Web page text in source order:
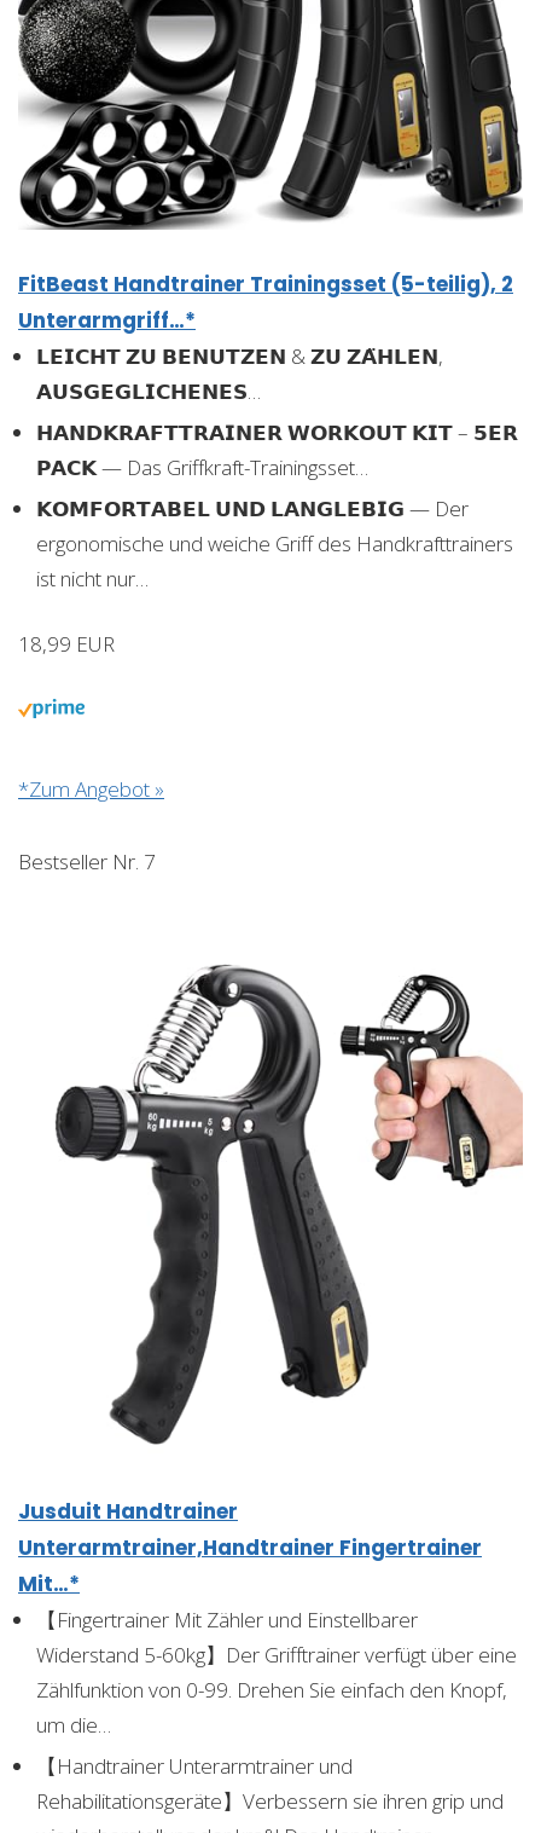
FitBeast Handtrainer Trainingsset (5-teilig), 2
Unterarmgriff…*
𝗟𝗘𝗜𝗖𝗛𝗧 𝗭𝗨 𝗕𝗘𝗡𝗨𝗧𝗭𝗘𝗡 & 𝗭𝗨 𝗭𝗔̈𝗛𝗟𝗘𝗡,
𝗔𝗨𝗦𝗚𝗘𝗚𝗟𝗜𝗖𝗛𝗘𝗡𝗘𝗦…
𝗛𝗔𝗡𝗗𝗞𝗥𝗔𝗙𝗧𝗧𝗥𝗔𝗜𝗡𝗘𝗥 𝗪𝗢𝗥𝗞𝗢𝗨𝗧 𝗞𝗜𝗧 – 𝟱𝗘𝗥
𝗣𝗔𝗖𝗞 — Das Griffkraft-Trainingsset…
𝗞𝗢𝗠𝗙𝗢𝗥𝗧𝗔𝗕𝗘𝗟 𝗨𝗡𝗗 𝗟𝗔𝗡𝗚𝗟𝗘𝗕𝗜𝗚 — Der
ergonomische und weiche Griff des Handkrafttrainers
ist nicht nur…
18,99 EUR
*Zum Angebot »
Bestseller Nr. 7
Jusduit Handtrainer
Unterarmtrainer,Handtrainer Fingertrainer
Mit…*
【Fingertrainer Mit Zähler und Einstellbarer
Widerstand 5-60kg】Der Grifftrainer verfügt über eine
Zählfunktion von 0-99. Drehen Sie einfach den Knopf,
um die…
【Handtrainer Unterarmtrainer und
Rehabilitationsgeräte】Verbessern sie ihren grip und